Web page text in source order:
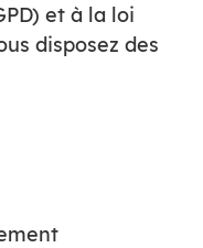
et à la loi
disposez des